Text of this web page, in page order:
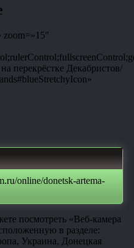
zoom=»15″
перекрёстке Декабристов/
online/donetsk-artema-
посмотреть «Веб-камера
в разделе:
Украина, Донецкая